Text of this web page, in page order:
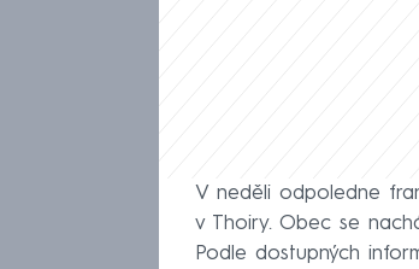
V neděli odpoledne
v Thoiry. Obec se
Podle dostupných